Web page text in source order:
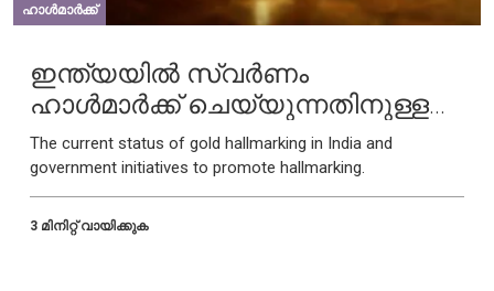
ഹാൾമാർക്ക്
ഇന്ത്യയിൽ സ്വർണം
ഹാൾമാർക്ക് ചെയ്യുന്നതിനുള്ള
നിയമങ്ങൾ
The current status of gold hallmarking in India and
government initiatives to promote hallmarking.
3 മിനിറ്റ് വായിക്കുക